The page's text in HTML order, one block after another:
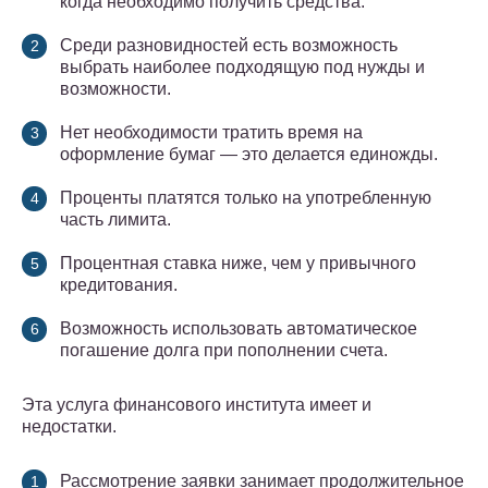
Среди разновидностей есть возможность
выбрать наиболее подходящую под нужды и
возможности.
Нет необходимости тратить время на
оформление бумаг ― это делается единожды.
Проценты платятся только на употребленную
часть лимита.
Процентная ставка ниже, чем у привычного
кредитования.
Возможность использовать автоматическое
погашение долга при пополнении счета.
Эта услуга финансового института имеет и
недостатки.
Рассмотрение заявки занимает продолжительное